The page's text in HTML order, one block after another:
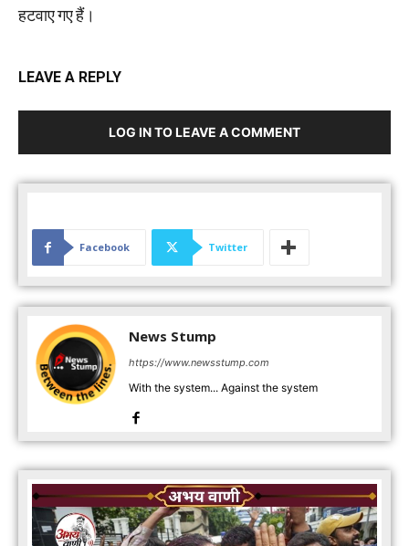
हटवाए गए हैं।
LEAVE A REPLY
LOG IN TO LEAVE A COMMENT
Facebook Twitter
News Stump
https://www.newsstump.com
With the system... Against the system